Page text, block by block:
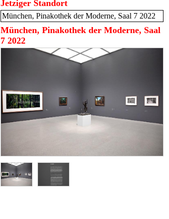
Jetziger Standort
München, Pinakothek der Moderne, Saal 7 2022
München, Pinakothek der Moderne, Saal
7 2022